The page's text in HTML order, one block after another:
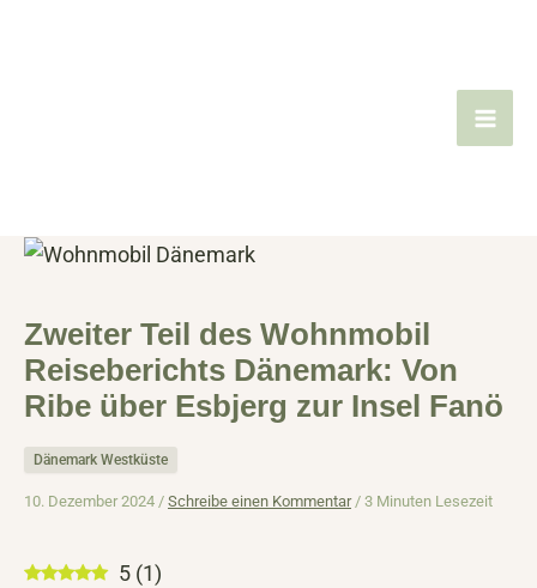
Zweiter Teil des Wohnmobil
Reiseberichts Dänemark: Von
Ribe über Esbjerg zur Insel Fanö
Dänemark Westküste
10. Dezember 2024 / Schreibe einen Kommentar / 3 Minuten Lesezeit
5 (1)